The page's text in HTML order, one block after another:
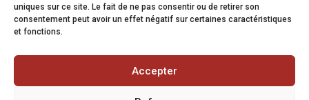
uniques sur ce site. Le fait de ne pas consentir ou de retirer son
consentement peut avoir un effet négatif sur certaines caractéristiques
et fonctions.
Accepter
079 213 92 08